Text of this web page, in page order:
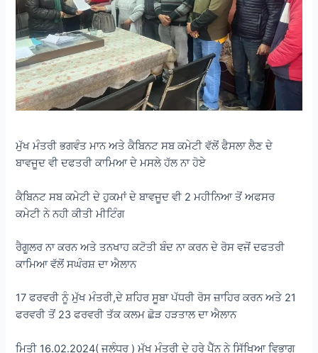
ਮੁੱਖ ਮੰਤਰੀ ਭਗਵੰਤ ਮਾਨ ਅਤੇ ਕੈਬਿਨਟ ਸਬ ਕਮੇਟੀ ਵੱਲੋਂ ਫੈਸਲਾ ਲੈਣ ਦੇ
ਬਾਵਜੂਦ ਵੀ ਦਫਤਰੀ ਕਾਮਿਆ ਦੇ ਮਸਲੇ ਹੱਲ ਨਾ ਹੋਏ
ਕੈਬਿਨਟ ਸਬ ਕਮੇਟੀ ਦੇ ਹੁਕਮਾਂ ਦੇ ਬਾਵਜੂਦ ਵੀ 2 ਮਹੀਨਿਆ ਤੋਂ ਅਫਸਰ
ਕਮੇਟੀ ਨੇ ਨਹੀ ਕੀਤੀ ਮੀਟਿੰਗ
ਰੈਗੂਲਰ ਨਾ ਕਰਨ ਅਤੇ ਤਨਖਾਹ ਕਟੋਤੀ ਬੰਦ ਨਾ ਕਰਨ ਦੇ ਰੋਸ ਵਜੋਂ ਦਫਤਰੀ
ਕਾਮਿਆ ਵੱਲੋਂ ਸਘੰਰਸ਼ ਦਾ ਐਲਾਨ
17 ਫਰਵਰੀ ਨੂੰ ਮੁੱਖ ਮੰਤਰੀ,ਦੇ ਸ਼ਹਿਰ ਸੂਬਾ ਪੱਧਰੀ ਰੋਸ ਜ਼ਾਹਿਰ ਕਰਨ ਅਤੇ 21
ਫਰਵਰੀ ਤੋਂ 23 ਫਰਵਰੀ ਤੱਕ ਕਲਮ ਛੋੜ ਹੜਤਾਲ ਦਾ ਐਲਾਨ
ਮਿਤੀ 16.02.2024( ਜਲੰਧਰ ) ਮੁੱਖ ਮੰਤਰੀ ਦੇ ਹਰੇ ਪੈੱਨ ਨੇ ਸਿੱਖਿਆ ਵਿਭਾਗ